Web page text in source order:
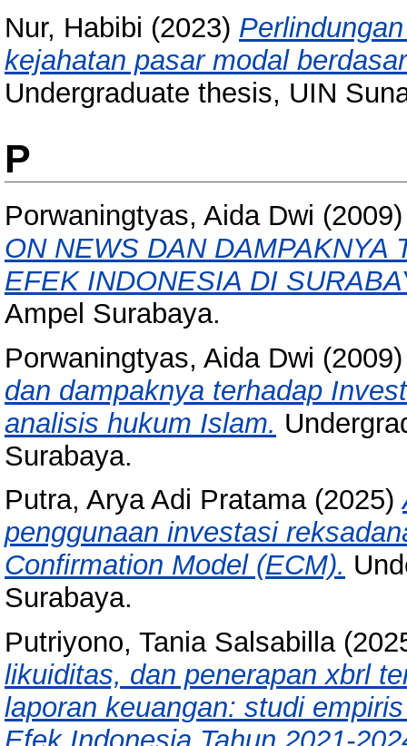
Nur, Habibi (2023)
kejahatan pasar modal
Undergraduate thesis, UIN
P
Porwaningtyas, Aida Dwi
ON NEWS DAN DAMPAKNYA
EFEK INDONESIA DI
Ampel Surabaya.
Porwaningtyas, Aida Dwi
dan dampaknya terhadap
analisis hukum Islam.
Surabaya.
Putra, Arya Adi Pratama(2025)
penggunaan investasi
Confirmation Model (ECM).
Surabaya.
Putriyono, Tania Salsabilla
likuiditas, dan penerapan xbrl
laporan keuangan: studi